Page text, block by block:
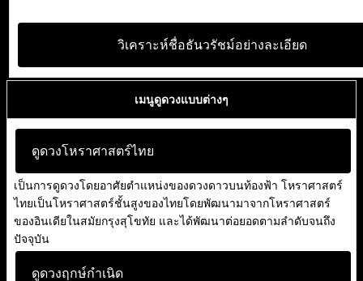
วิเคราะห์ชื่อธันวรัชม์อย่างละเอียด
เมนูดูดวงแบบต่างๆ
ดูดวงโหราศาสตร์ไทย
เป็นการดูดวงโดยอาศัยตำแหน่งของดวงดาวบนท้องฟ้า โหราศาสตร์
ไทยเป็นโหราศาสตร์ชั้นสูงของไทยโดยพัฒนามาจากโหราศาสตร์
ของอินเดียในสมัยกรุงสุโขทัย และได้พัฒนาต่อยอดตามลำดับจนถึง
ปัจจุบัน
ดูดวงฤกษ์กำเนิด